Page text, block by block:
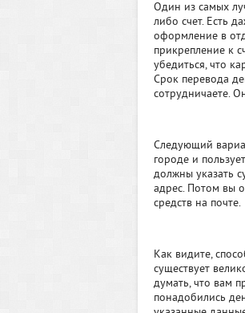
Один из самых
либо счет. Есть
оформление в
прикрепление к
убедиться, что
Срок перевода
сотрудничаете.
Следующий
городе и
должны указать
адрес. Потом вы
средств на почте.
Как видите,
существует
думать, что вам
понадобились